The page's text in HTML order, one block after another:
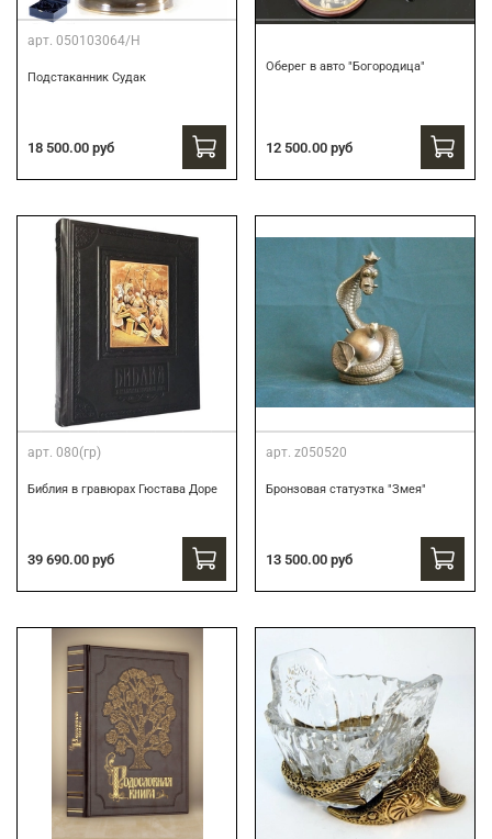
арт. 050103064/Н
Подстаканник Судак
18 500.00 руб
Оберег в авто "Богородица"
12 500.00 руб
арт. 080(гр)
Библия в гравюрах Гюстава Доре
39 690.00 руб
арт. z050520
Бронзовая статуэтка "Змея"
13 500.00 руб